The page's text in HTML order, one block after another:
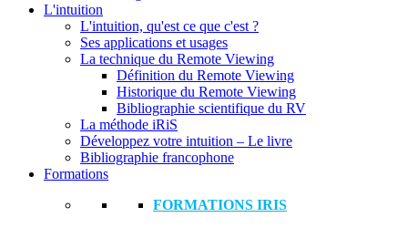
L'intuition
L'intuition, qu'est ce que c'est ?
Ses applications et usages
La technique du Remote Viewing
Définition du Remote Viewing
Historique du Remote Viewing
Bibliographie scientifique du RV
La méthode iRiS
Développez votre intuition – Le livre
Bibliographie francophone
Formations
FORMATIONS IRIS